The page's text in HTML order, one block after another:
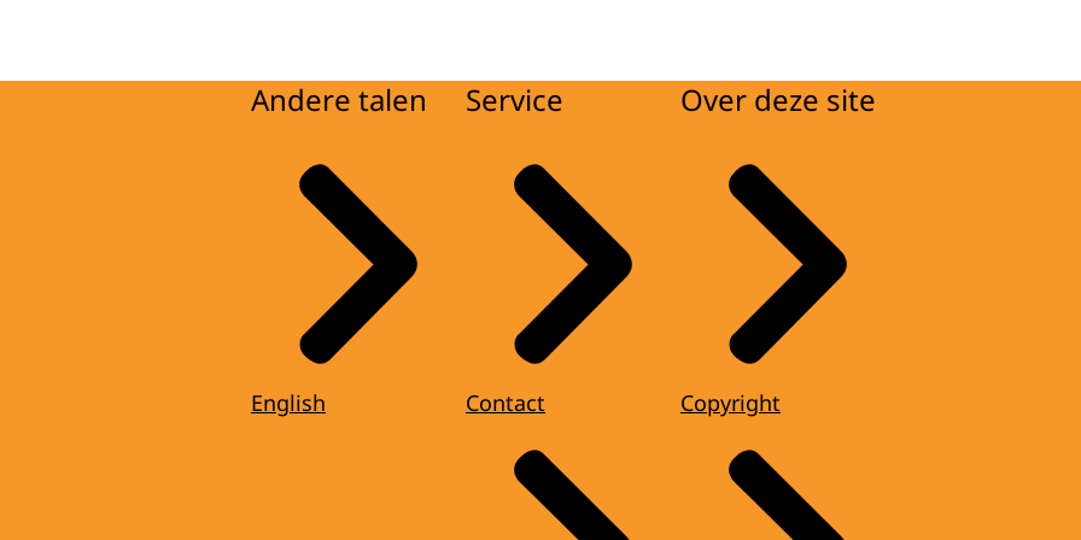
Andere talen
English
Service
Contact
Over deze site
Copyright